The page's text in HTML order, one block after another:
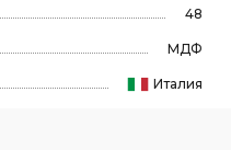
48
МДФ
Италия